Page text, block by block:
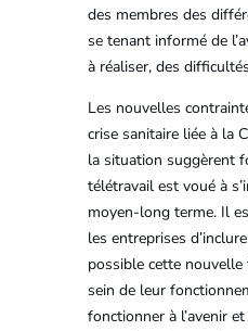
des membres des
se tenant informé de
à réaliser, des
Les nouvelles
crise sanitaire liée à la
la situation suggèrent
télétravail est voué à
moyen-long terme. Il
les entreprises
possible cette
sein de leur
fonctionner à l’avenir